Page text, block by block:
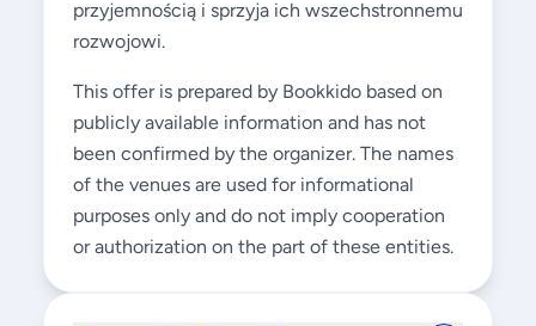
przyjemnością i sprzyja ich wszechstronnemu
rozwojowi.
This offer is prepared by Bookkido based on
publicly available information and has not
been confirmed by the organizer. The names
of the venues are used for informational
purposes only and do not imply cooperation
or authorization on the part of these entities.